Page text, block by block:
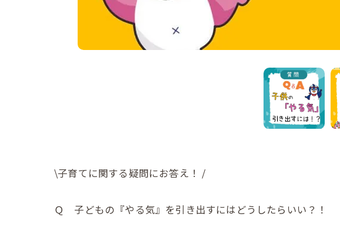
\子育てに関する疑問にお答え！ /
Ｑ 子どもの『やる気』を引き出すにはどうしたらいい？！